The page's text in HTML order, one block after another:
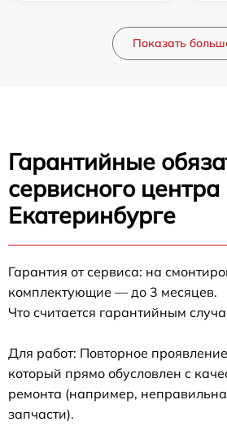
Показать
Гарантийные
сервисного центра
Екатеринбурге
Гарантия от сервиса: на
комплектующие — до 3 месяцев.
Что считается гарантийным
Для работ: Повторное
который прямо обусловлен с
ремонта (например,
запчасти).